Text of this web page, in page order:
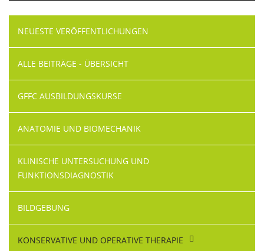
überspringen
NEUESTE VERÖFFENTLICHUNGEN
ALLE BEITRÄGE - ÜBERSICHT
GFFC AUSBILDUNGSKURSE
ANATOMIE UND BIOMECHANIK
KLINISCHE UNTERSUCHUNG UND
FUNKTIONSDIAGNOSTIK
BILDGEBUNG
KONSERVATIVE UND OPERATIVE THERAPIE